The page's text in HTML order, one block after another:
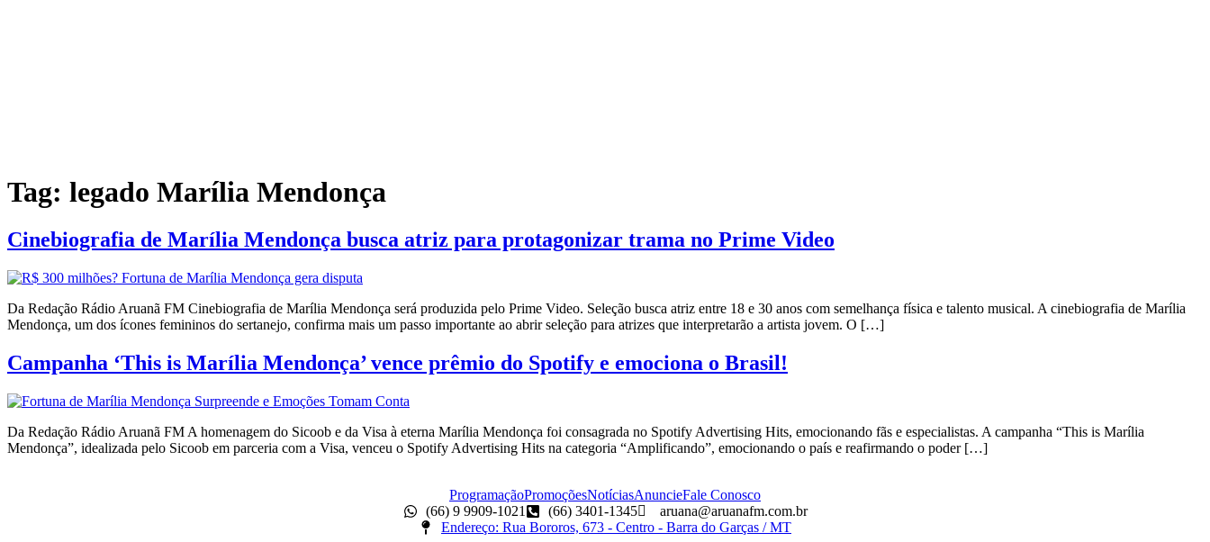
Tag: legado Marília Mendonça
Cinebiografia de Marília Mendonça busca atriz para protagonizar trama no Prime Video
Da Redação Rádio Aruanã FM Cinebiografia de Marília Mendonça será produzida pelo Prime Video. Seleção busca atriz entre 18 e 30 anos com semelhança física e talento musical. A cinebiografia de Marília
Mendonça, um dos ícones femininos do sertanejo, confirma mais um passo importante ao abrir seleção para atrizes que interpretarão a artista jovem. O […]
Campanha ‘This is Marília Mendonça’ vence prêmio do Spotify e emociona o Brasil!
Da Redação Rádio Aruanã FM A homenagem do Sicoob e da Visa à eterna Marília Mendonça foi consagrada no Spotify Advertising Hits, emocionando fãs e especialistas. A campanha “This is Marília
Mendonça”, idealizada pelo Sicoob em parceria com a Visa, venceu o Spotify Advertising Hits na categoria “Amplificando”, emocionando o país e reafirmando o poder […]
ProgramaçãoPromoçõesNotíciasAnuncieFale Conosco
(66) 9 9909-1021
(66) 3401-1345
aruana@aruanafm.com.br
Endereço: Rua Bororos, 673 - Centro - Barra do Garças / MT